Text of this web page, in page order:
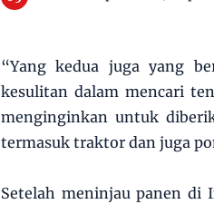
“Yang kedua juga yang
kesulitan dalam mencari
menginginkan untuk
termasuk traktor dan juga
Setelah meninjau panen di